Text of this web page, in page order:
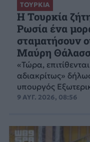
ΤΟΥΡΚΙΑ
Η Τουρκία
Ρωσία ένα
σταματήσουν
Μαύρη
«Τώρα,
αδιακρίτως»
υπουργός
9 ΑΥΓ. 2026, 08:56